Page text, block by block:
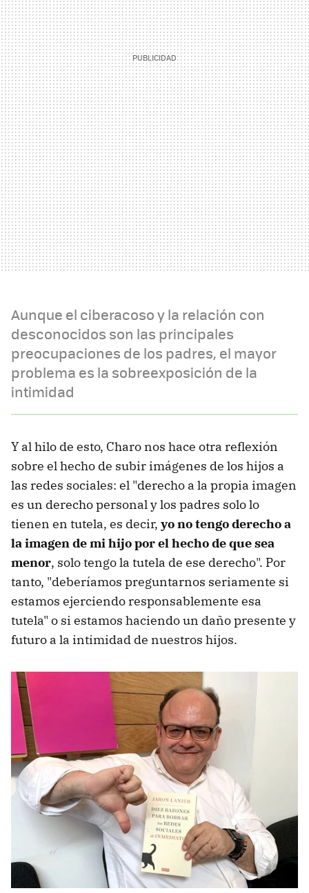
Aunque el ciberacoso y la relación con
desconocidos son las principales
preocupaciones de los padres, el mayor
problema es la sobreexposición de la
intimidad
Y al hilo de esto, Charo nos hace otra reflexión
sobre el hecho de subir imágenes de los hijos a
las redes sociales: el "derecho a la propia imagen
es un derecho personal y los padres solo lo
tienen en tutela, es decir, yo no tengo derecho a
la imagen de mi hijo por el hecho de que sea
menor, solo tengo la tutela de ese derecho". Por
tanto, "deberíamos preguntarnos seriamente si
estamos ejerciendo responsablemente esa
tutela" o si estamos haciendo un daño presente y
futuro a la intimidad de nuestros hijos.